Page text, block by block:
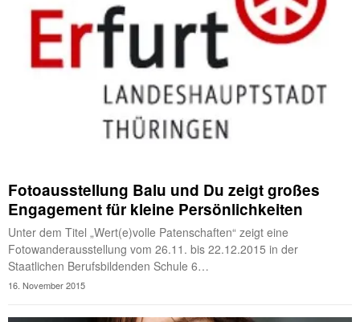
Fotoausstellung Balu und Du zeigt großes
Engagement für kleine Persönlichkeiten
Unter dem Titel „Wert(e)volle Patenschaften“ zeigt eine
Fotowanderausstellung vom 26.11. bis 22.12.2015 in der
Staatlichen Berufsbildenden Schule 6…
16. November 2015